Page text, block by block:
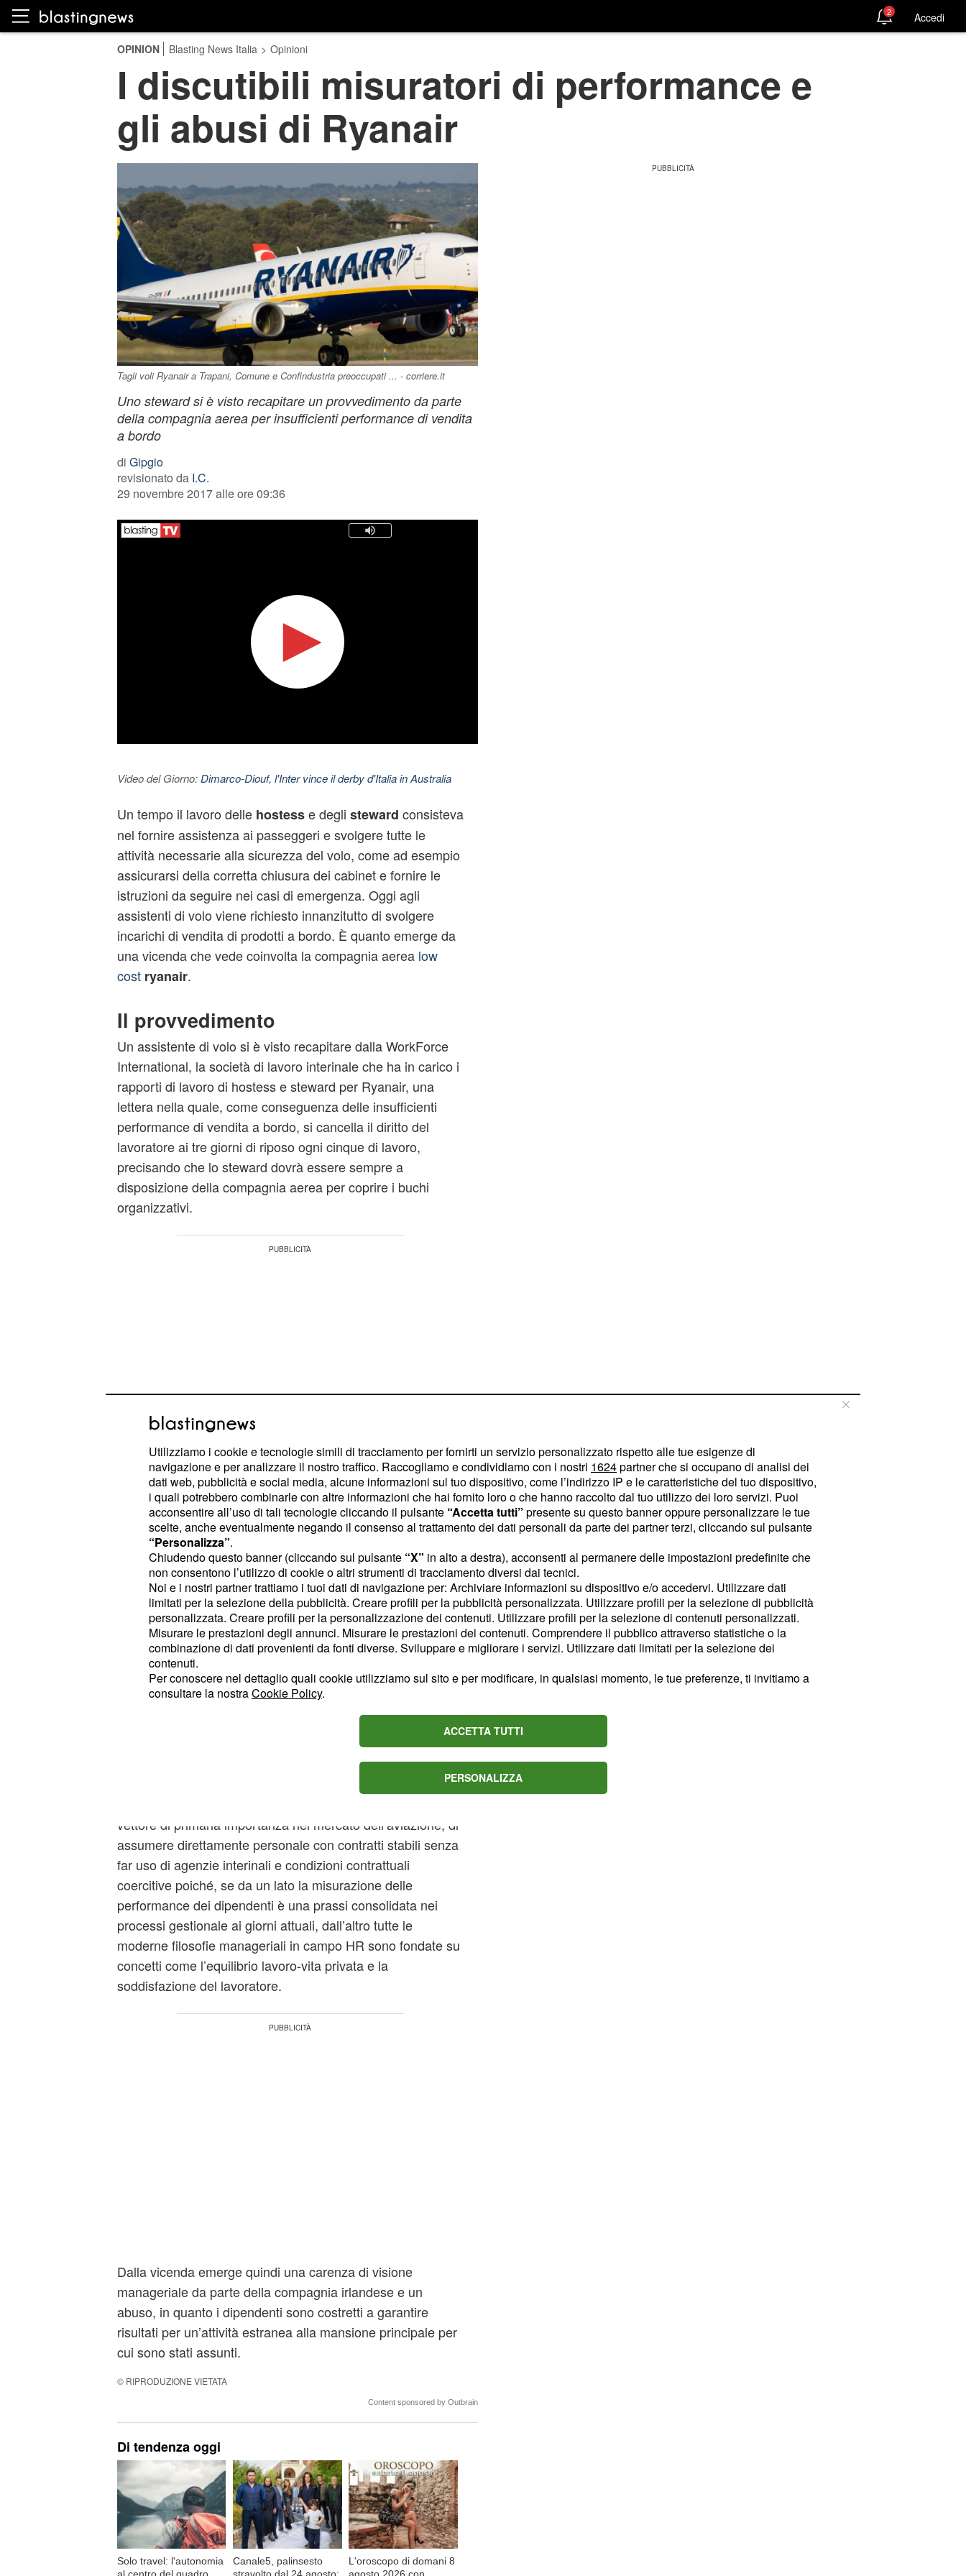
2 Accedi
OPINION Blasting News Italia > Opinioni
I discutibili misuratori di performance e
gli abusi di Ryanair
Tagli voli Ryanair a Trapani, Comune e Confindustria preoccupati ... - corriere.it
Uno steward si è visto recapitare un provvedimento da parte
della compagnia aerea per insufficienti performance di vendita
a bordo
di Gipgio
revisionato da I.C.
29 novembre 2017 alle ore 09:36
Video del Giorno: Dimarco-Diouf, l'Inter vince il derby d'Italia in Australia
Un tempo il lavoro delle hostesse degli steward consisteva
nel fornire assistenza ai passeggeri e svolgere tutte le
attività necessarie alla sicurezza del volo, come ad esempio
assicurarsi della corretta chiusura dei cabinet e fornire le
istruzioni da seguire nei casi di emergenza. Oggi agli
assistenti di volo viene richiesto innanzitutto di svolgere
incarichi di vendita di prodotti a bordo. È quanto emerge da
una vicenda che vede coinvolta la compagnia aerea low
cost ryanair.
Il provvedimento
Un assistente di volo si è visto recapitare dalla WorkForce
International, la società di lavoro interinale che ha in carico i
rapporti di lavoro di hostess e steward per Ryanair, una
lettera nella quale, come conseguenza delle insufficienti
performance di vendita a bordo, si cancella il diritto del
lavoratore ai tre giorni di riposo ogni cinque di lavoro,
precisando che lo steward dovrà essere sempre a
disposizione della compagnia aerea per coprire i buchi
organizzativi.
Il provvedimento è giustificato dall’agenzia interinale come
conseguenza di una clausola contrattuale che prevede il
diritto ai tre giorni di riposo solo nel caso in cui la
performance del dipendente non crei nocumento alla
produttività dell’azienda cliente, in questo caso Ryanair. In
aggiunta la lettera minaccia provvedimenti disciplinari nel
caso in cui le performance di vendita del dipendente che,
preannuncia, saranno scrupolosamente monitorate in futuro,
non migliorassero.
L’abuso
, sesta compagnia al mondo in
termini di importo delle vendite a bordo, che sono pari a
quasi il 27% dei ricavi complessivi dell’azienda, punti molto
vettore di primaria importanza nel mercato dell’aviazione, di
assumere direttamente personale con contratti stabili senza
far uso di agenzie interinali e condizioni contrattuali
coercitive poiché, se da un lato la misurazione delle
performance dei dipendenti è una prassi consolidata nei
processi gestionale ai giorni attuali, dall’altro tutte le
moderne filosofie manageriali in campo HR sono fondate su
concetti come l’equilibrio lavoro-vita privata e la
soddisfazione del lavoratore.
Dalla vicenda emerge quindi una carenza di visione
manageriale da parte della compagnia irlandese e un
abuso, in quanto i dipendenti sono costretti a garantire
risultati per un’attività estranea alla mansione principale per
cui sono stati assunti.
© RIPRODUZIONE VIETATA
Content sponsored by Outbrain
Di tendenza oggi
Solo travel: l'autonomia
al centro del quadro
Canale5, palinsesto
stravolto dal 24 agosto:
L'oroscopo di domani 8
agosto 2026 con
Utilizziamo i cookie e tecnologie simili di tracciamento per fornirti un servizio personalizzato rispetto alle tue esigenze di
navigazione e per analizzare il nostro traffico. Raccogliamo e condividiamo con i nostri 1624partner che si occupano di analisi dei
dati web, pubblicità e social media, alcune informazioni sul tuo dispositivo, come l’indirizzo IP e le caratteristiche del tuo dispositivo,
i quali potrebbero combinarle con altre informazioni che hai fornito loro o che hanno raccolto dal tuo utilizzo dei loro servizi. Puoi
acconsentire all’uso di tali tecnologie cliccando il pulsante “Accetta tutti” presente su questo banner oppure personalizzare le tue
scelte, anche eventualmente negando il consenso al trattamento dei dati personali da parte dei partner terzi, cliccando sul pulsante
“Personalizza”.
Chiudendo questo banner (cliccando sul pulsante “X” in alto a destra), acconsenti al permanere delle impostazioni predefinite che
non consentono l’utilizzo di cookie o altri strumenti di tracciamento diversi dai tecnici.
Noi e i nostri partner trattiamo i tuoi dati di navigazione per: Archiviare informazioni su dispositivo e/o accedervi. Utilizzare dati
limitati per la selezione della pubblicità. Creare profili per la pubblicità personalizzata. Utilizzare profili per la selezione di pubblicità
personalizzata. Creare profili per la personalizzazione dei contenuti. Utilizzare profili per la selezione di contenuti personalizzati.
Misurare le prestazioni degli annunci. Misurare le prestazioni dei contenuti. Comprendere il pubblico attraverso statistiche o la
combinazione di dati provenienti da fonti diverse. Sviluppare e migliorare i servizi. Utilizzare dati limitati per la selezione dei
contenuti.
Per conoscere nel dettaglio quali cookie utilizziamo sul sito e per modificare, in qualsiasi momento, le tue preferenze, ti invitiamo a
consultare la nostraCookie Policy.
ACCETTA TUTTI
PERSONALIZZA